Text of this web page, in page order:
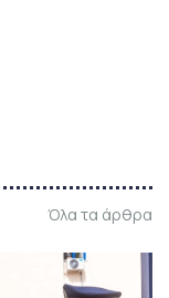
Όλα τα άρθρα